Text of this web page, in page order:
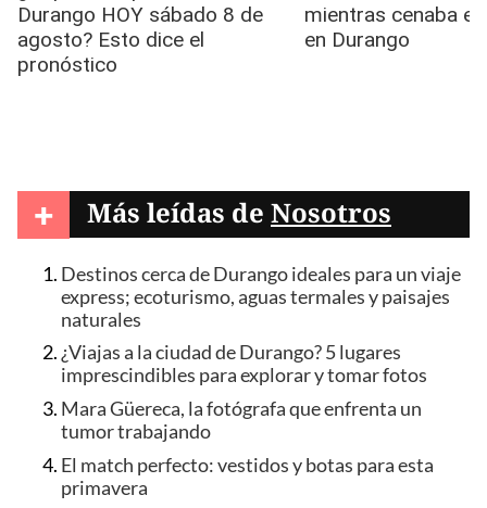
+ Más leídas de Nosotros
Destinos cerca de Durango ideales para un viaje
express; ecoturismo, aguas termales y paisajes
naturales
¿Viajas a la ciudad de Durango? 5 lugares
imprescindibles para explorar y tomar fotos
Mara Güereca, la fotógrafa que enfrenta un
tumor trabajando
El match perfecto: vestidos y botas para esta
primavera